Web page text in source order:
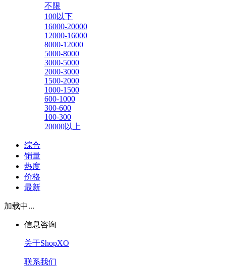
不限
100以下
16000-20000
12000-16000
8000-12000
5000-8000
3000-5000
2000-3000
1500-2000
1000-1500
600-1000
300-600
100-300
20000以上
综合
销量
热度
价格
最新
加载中...
信息咨询
关于ShopXO
联系我们